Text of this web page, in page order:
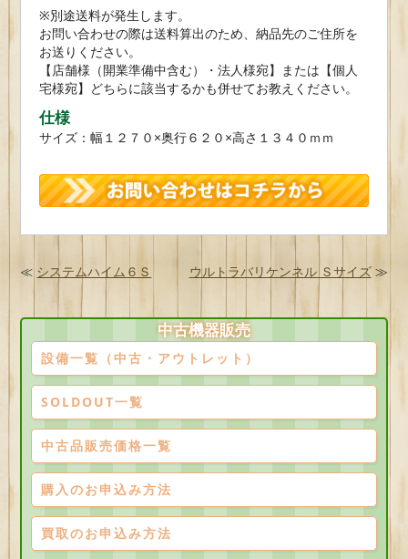
※別途送料が発生します。
お問い合わせの際は送料算出のため、納品先のご住所を
お送りください。
【店舗様（開業準備中含む）・法人様宛】または【個人
宅様宛】どちらに該当するかも併せてお教えください。
仕様
サイズ：幅１２７０×奥行６２０×高さ１３４０ｍｍ
≪ システムハイム６Ｓ ウルトラバリケンネル Ｓサイズ≫
中古機器販売
設備一覧（中古・アウトレット）
SOLDOUT一覧
中古品販売価格一覧
購入のお申込み方法
買取のお申込み方法